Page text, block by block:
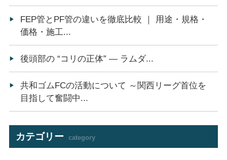
FEP管とPF管の違いを徹底比較 ｜ 用途・規格・
価格・施工...
後頭部の “コリの正体” ― ラムダ...
共和ゴムFCの活動について ～関西リーグ首位を
目指して奮闘中...
カテゴリー category